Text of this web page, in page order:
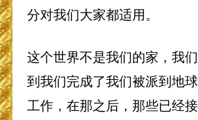
分对我们大家都适用。
这个世界不是我们的家，我
到我们完成了我们被派到地
工作，在那之后，那些已经